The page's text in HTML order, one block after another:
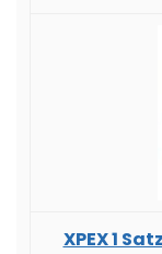
XPEX 1